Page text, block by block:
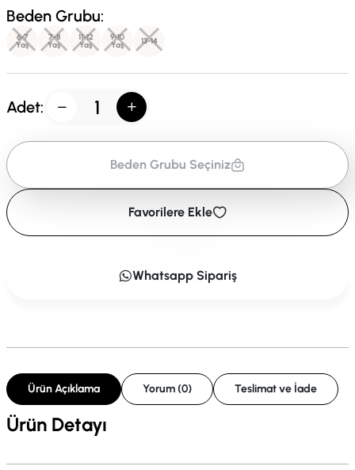
Beden Grubu:
6-7
Yaş
7-8
Yaş
11-12
Yaş
9-10
Yaş 13-14
Adet:
Beden Grubu Seçiniz
Favorilere Ekle
Whatsapp Sipariş
Ürün Açıklama Yorum (0) Teslimat ve İade
Ürün Detayı